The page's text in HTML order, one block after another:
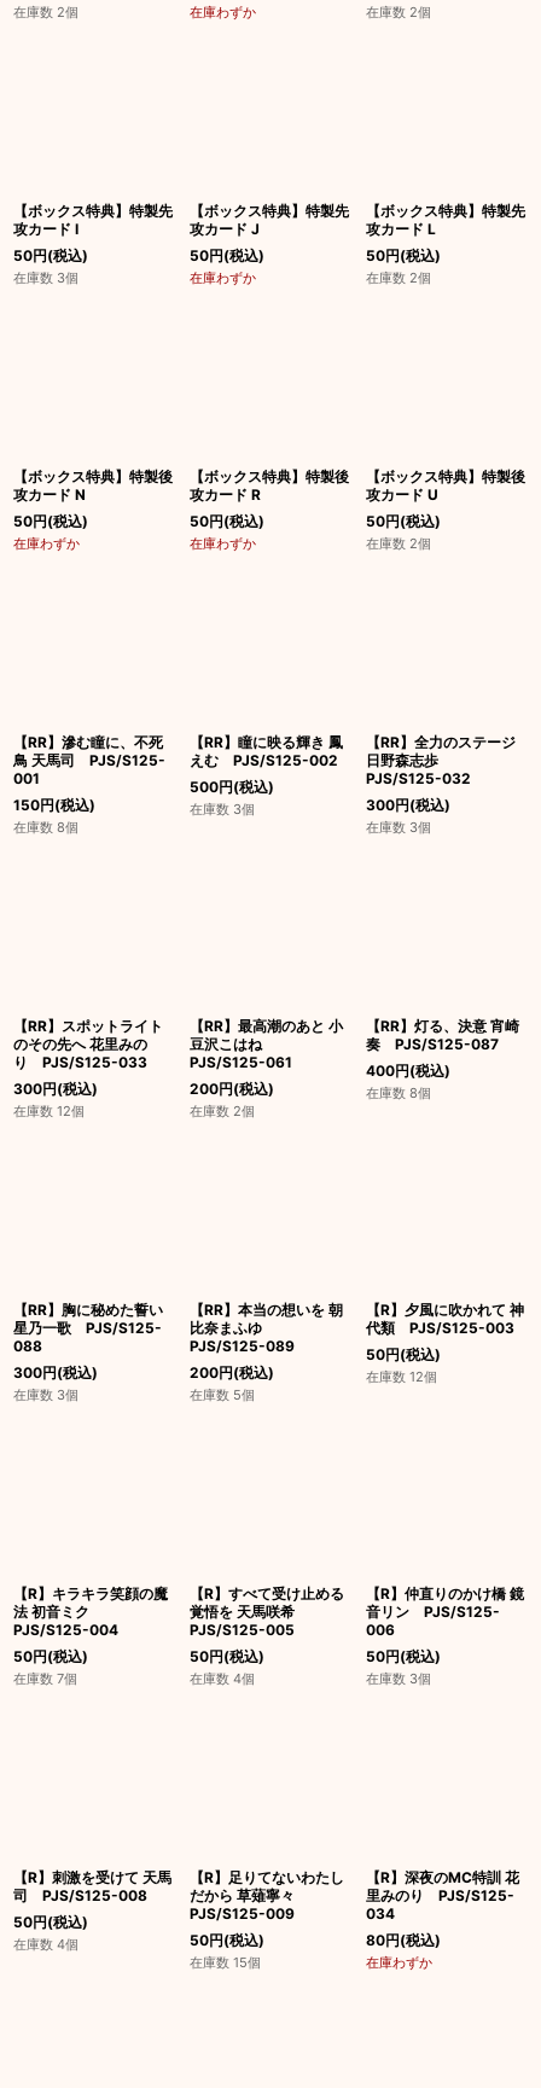
在庫数 2個 在庫わずか 在庫数 2個
【ボックス特典】特製先
攻カード I
50円(税込)
在庫数 3個
【ボックス特典】特製先
攻カード J
50円(税込)
在庫わずか
【ボックス特典】特製先
攻カード L
50円(税込)
在庫数 2個
【ボックス特典】特製後
攻カード N
50円(税込)
在庫わずか
【ボックス特典】特製後
攻カード R
50円(税込)
在庫わずか
【ボックス特典】特製後
攻カード U
50円(税込)
在庫数 2個
【RR】滲む瞳に、不死
鳥 天馬司 PJS/S125-
001
150円(税込)
在庫数 8個
【RR】瞳に映る輝き 鳳
えむ PJS/S125-002
500円(税込)
在庫数 3個
【RR】全力のステージ
日野森志歩
PJS/S125-032
300円(税込)
在庫数 3個
【RR】スポットライト
のその先へ 花里みの
り PJS/S125-033
300円(税込)
在庫数 12個
【RR】最高潮のあと 小
豆沢こはね
PJS/S125-061
200円(税込)
在庫数 2個
【RR】灯る、決意 宵崎
奏 PJS/S125-087
400円(税込)
在庫数 8個
【RR】胸に秘めた誓い
星乃一歌 PJS/S125-
088
300円(税込)
在庫数 3個
【RR】本当の想いを 朝
比奈まふゆ
PJS/S125-089
200円(税込)
在庫数 5個
【R】夕風に吹かれて 神
代類 PJS/S125-003
50円(税込)
在庫数 12個
【R】キラキラ笑顔の魔
法 初音ミク
PJS/S125-004
50円(税込)
在庫数 7個
【R】すべて受け止める
覚悟を 天馬咲希
PJS/S125-005
50円(税込)
在庫数 4個
【R】仲直りのかけ橋 鏡
音リン PJS/S125-
006
50円(税込)
在庫数 3個
【R】刺激を受けて 天馬
司 PJS/S125-008
50円(税込)
在庫数 4個
【R】足りてないわたし
だから 草薙寧々
PJS/S125-009
50円(税込)
在庫数 15個
【R】深夜のMC特訓 花
里みのり PJS/S125-
034
80円(税込)
在庫わずか